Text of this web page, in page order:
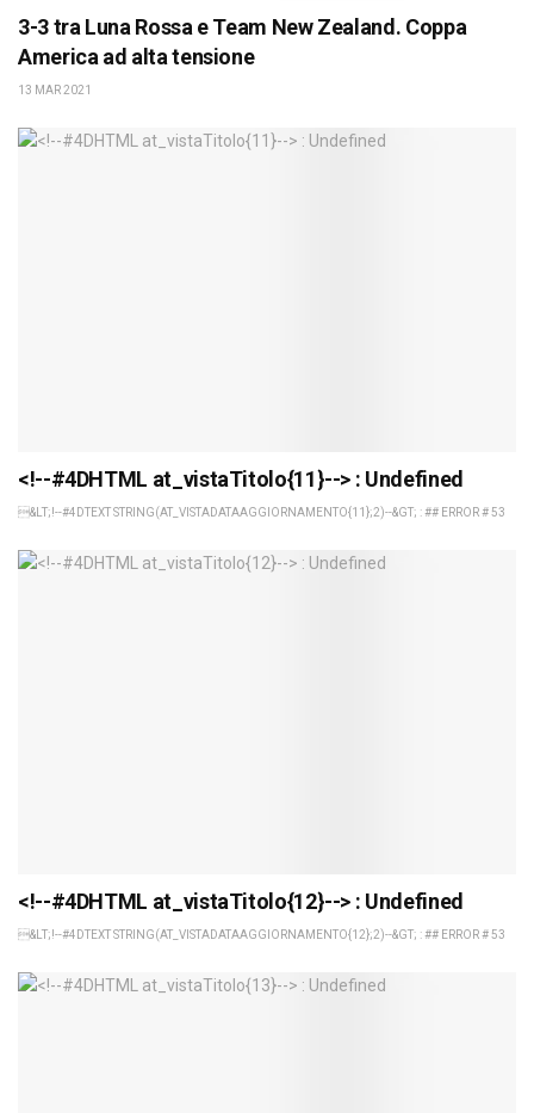
3-3 tra Luna Rossa e Team New Zealand. Coppa
America ad alta tensione
13 MAR 2021
<!--#4DHTML at_vistaTitolo{11}--> : Undefined
&LT;!--#4DTEXT STRING(AT_VISTADATAAGGIORNAMENTO{11};2)--&GT; : ## ERROR # 53
<!--#4DHTML at_vistaTitolo{12}--> : Undefined
&LT;!--#4DTEXT STRING(AT_VISTADATAAGGIORNAMENTO{12};2)--&GT; : ## ERROR # 53